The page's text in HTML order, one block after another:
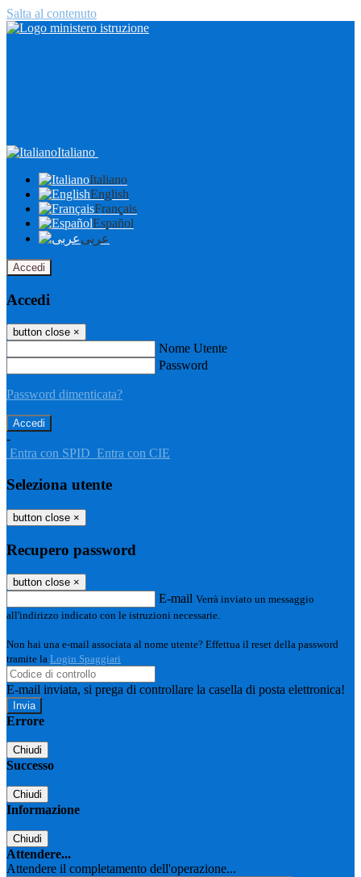
Salta al contenuto
Italiano
Italiano
English
Français
Español
عربى
Accedi
Accedi
button close ×
Nome Utente
Password
Password dimenticata?
-
Entra con SPID Entra con CIE
Seleziona utente
button close ×
Recupero password
button close ×
E-mail Verrà inviato un messaggio
all'indirizzo indicato con le istruzioni necessarie.
Non hai una e-mail associata al nome utente? Effettua il reset della password
tramite la Login Spaggiari
E-mail inviata, si prega di controllare la casella di posta elettronica!
Errore
Chiudi
Successo
Chiudi
Informazione
Chiudi
Attendere...
Attendere il completamento dell'operazione...